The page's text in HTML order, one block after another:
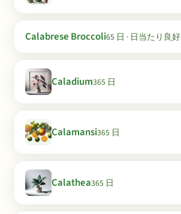
Calabrese Broccoli65 日 · 日当たり良好
Caladium365 日
Calamansi365 日
Calathea365 日